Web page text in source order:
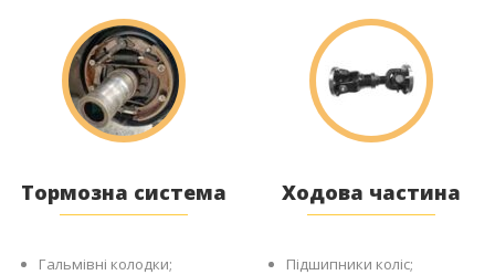
Тормозна система
Гальмівні колодки;
Ходова частина
Підшипники коліс;